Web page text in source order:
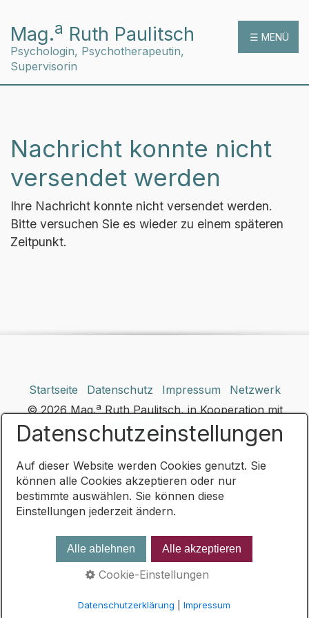
Mag.a Ruth Paulitsch
Psychologin, Psychotherapeutin,
Supervisorin
☰ MENÜ
Nachricht konnte nicht
versendet werden
Ihre Nachricht konnte nicht versendet werden.
Bitte versuchen Sie es wieder zu einem späteren
Zeitpunkt.
Startseite Datenschutz Impressum
Netzwerk
© 2026 Mag.aRuth Paulitsch, in Kooperation mit
praxisbegleitung.at
Datenschutzeinstellungen
Auf dieser Website werden Cookies genutzt. Sie
können alle Cookies akzeptieren oder nur
bestimmte auswählen. Sie können diese
Einstellungen jederzeit ändern.
Alle ablehnen Alle akzeptieren
Cookie-Einstellungen
Datenschutzerklärung |Impressum